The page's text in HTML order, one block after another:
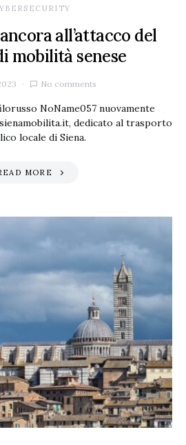
all’attacco del
mobilità senese
No comments
NoName057 nuovamente
dedicato al trasporto
locale di Siena.
MORE